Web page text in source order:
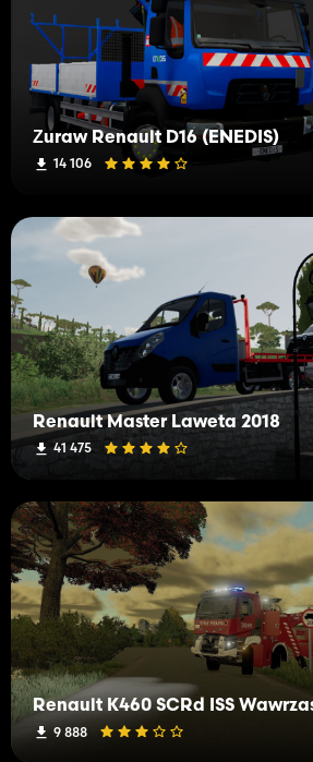
Żuraw Renault D16 (ENEDIS)
14 106
Renault Master Laweta 2018
41 475
9 888